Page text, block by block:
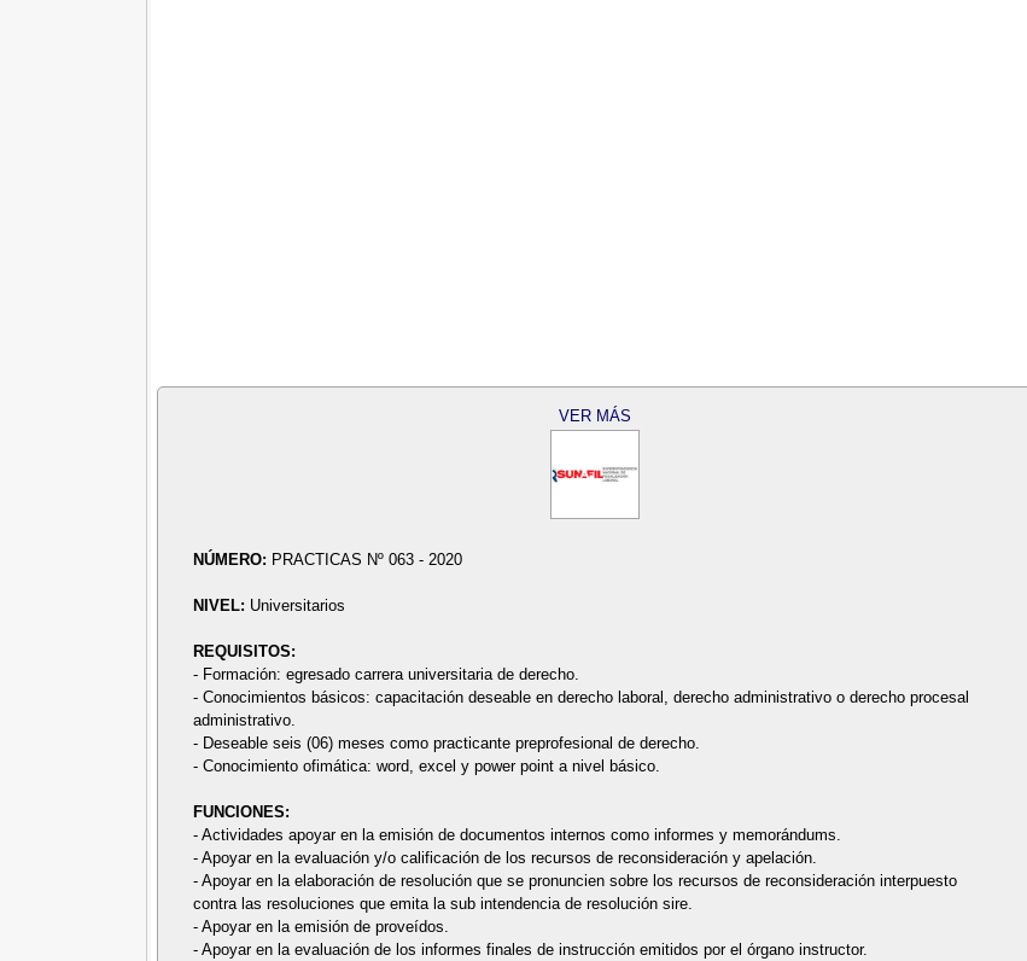
VER MÁS
NÚMERO: PRACTICAS Nº 063 - 2020
NIVEL: Universitarios
REQUISITOS:
- Formación: egresado carrera universitaria de derecho.
- Conocimientos básicos: capacitación deseable en derecho laboral, derecho administrativo o derecho procesal
administrativo.
- Deseable seis (06) meses como practicante preprofesional de derecho.
- Conocimiento ofimática: word, excel y power point a nivel básico.
FUNCIONES:
- Actividades apoyar en la emisión de documentos internos como informes y memorándums.
- Apoyar en la evaluación y/o calificación de los recursos de reconsideración y apelación.
- Apoyar en la elaboración de resolución que se pronuncien sobre los recursos de reconsideración interpuesto
contra las resoluciones que emita la sub intendencia de resolución sire.
- Apoyar en la emisión de proveídos.
- Apoyar en la evaluación de los informes finales de instrucción emitidos por el órgano instructor.